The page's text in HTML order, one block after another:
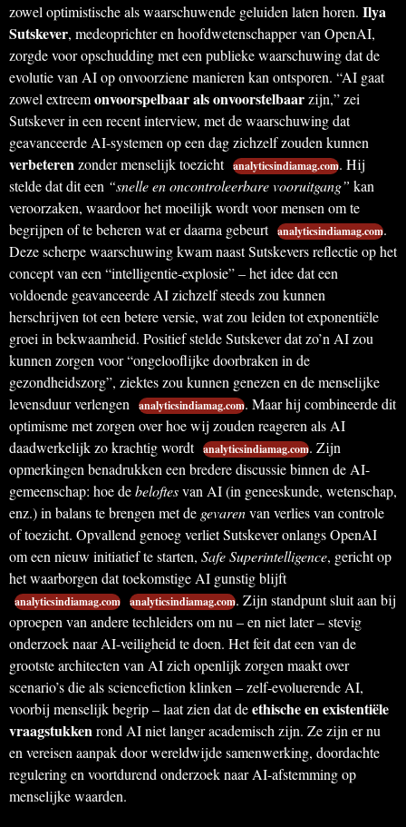
zowel optimistische als waarschuwende geluiden laten horen. Ilya
Sutskever, medeoprichter en hoofdwetenschapper van OpenAI,
zorgde voor opschudding met een publieke waarschuwing dat de
evolutie van AI op onvoorziene manieren kan ontsporen. “AI gaat
zowel extreemonvoorspelbaar als onvoorstelbaarzijn,” zei
Sutskever in een recent interview, met de waarschuwing dat
geavanceerde AI-systemen op een dag zichzelf zouden kunnen
verbeterenzonder menselijk toezicht analyticsindiamag.com. Hij
stelde dat dit een “snelle en oncontroleerbare vooruitgang” kan
veroorzaken, waardoor het moeilijk wordt voor mensen om te
begrijpen of te beheren wat er daarna gebeurt analyticsindiamag.com.
Deze scherpe waarschuwing kwam naast Sutskevers reflectie op het
concept van een “intelligentie-explosie” – het idee dat een
voldoende geavanceerde AI zichzelf steeds zou kunnen
herschrijven tot een betere versie, wat zou leiden tot exponentiële
groei in bekwaamheid. Positief stelde Sutskever dat zo’n AI zou
kunnen zorgen voor “ongelooflijke doorbraken in de
gezondheidszorg”, ziektes zou kunnen genezen en de menselijke
levensduur verlengen
analyticsindiamag.com. Maar hij combineerde dit
optimisme met zorgen over hoe wij zouden reageren als AI
daadwerkelijk zo krachtig wordt analyticsindiamag.com. Zijn
opmerkingen benadrukken een bredere discussie binnen de AI-
gemeenschap: hoe debeloftesvan AI (in geneeskunde, wetenschap,
enz.) in balans te brengen met de gevarenvan verlies van controle
of toezicht. Opvallend genoeg verliet Sutskever onlangs OpenAI
om een nieuw initiatief te starten, Safe Superintelligence, gericht op
het waarborgen dat toekomstige AI gunstig blijft
analyticsindiamag.com analyticsindiamag.com. Zijn standpunt sluit aan bij
oproepen van andere techleiders om nu – en niet later – stevig
onderzoek naar AI-veiligheid te doen. Het feit dat een van de
grootste architecten van AI zich openlijk zorgen maakt over
scenario’s die als sciencefiction klinken – zelf-evoluerende AI,
voorbij menselijk begrip – laat zien dat deethische en existentiële
vraagstukkenrond AI niet langer academisch zijn. Ze zijn er nu
en vereisen aanpak door wereldwijde samenwerking, doordachte
regulering en voortdurend onderzoek naar AI-afstemming op
menselijke waarden.